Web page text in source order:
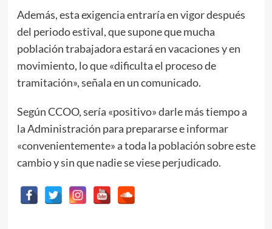
Además, esta exigencia entraría en vigor después
del periodo estival, que supone que mucha
población trabajadora estará en vacaciones y en
movimiento, lo que «dificulta el proceso de
tramitación», señala en un comunicado.
Según CCOO, sería «positivo» darle más tiempo a
la Administración para prepararse e informar
«convenientemente» a toda la población sobre este
cambio y sin que nadie se viese perjudicado.